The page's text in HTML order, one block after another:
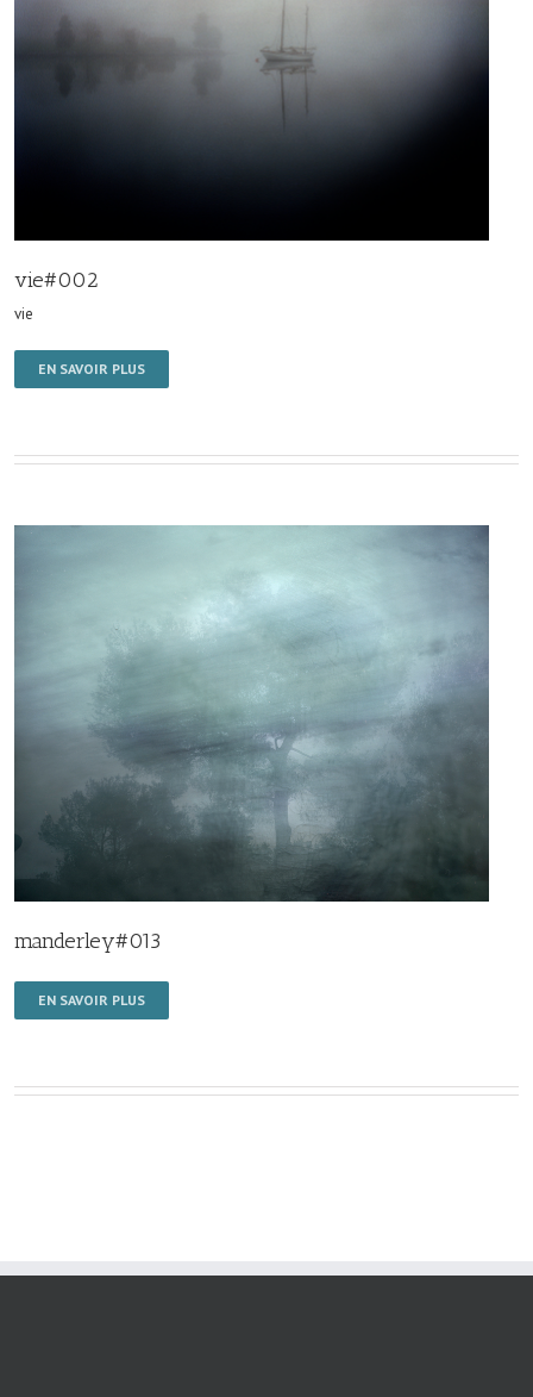
vie#002
vie
EN SAVOIR PLUS
manderley#013
EN SAVOIR PLUS